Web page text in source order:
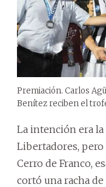
Premiación. Carlos
Benítez reciben el
La intención era la
Libertadores, pero
Cerro de Franco,
cortó una racha